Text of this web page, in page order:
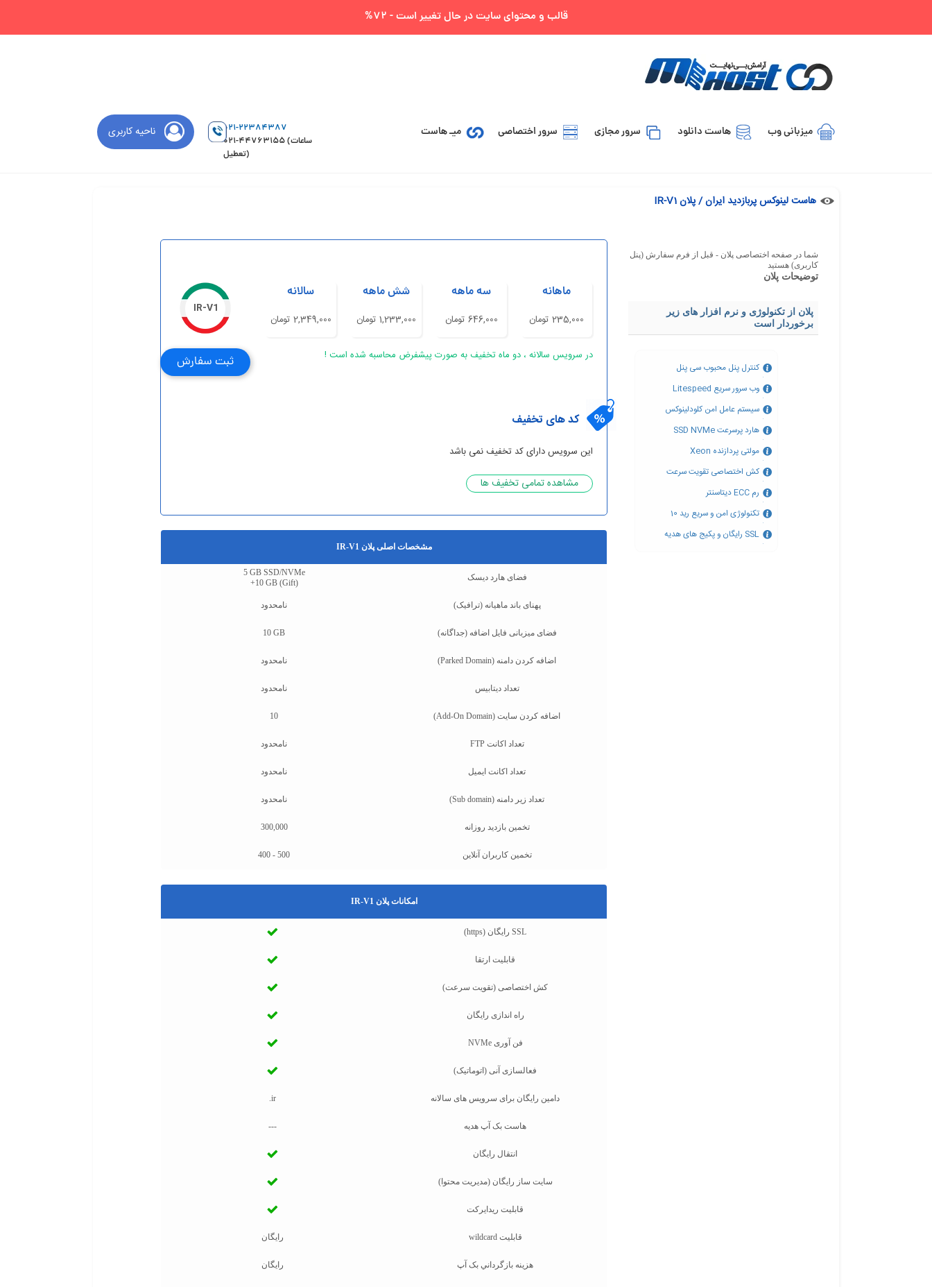
قالب و محتوای سایت در حال تغییر است - 72%
میزبانی وب هاست دانلود سرور مجازی سرور اختصاصی میـ هاست
021-22384387
021-44763155 (ساعات
تعطیل)
ناحیه کاربری
هاست لینوکس پربازدید ایران / پلان IR-V1
شما در صفحه اختصاصی پلان - قبل از فرم سفارش (پنل
کاربری) هستید
توضیحات پلان
پلان از تکنولوژی و نرم افزار های زیر
برخوردار است
کنترل پنل محبوب سی پنل
وب سرور سریع Litespeed
سیستم عامل امن کلودلینوکس
هارد پرسرعت SSD NVMe
مولتی پردازنده Xeon
کش اختصاصی تقویت سرعت
رم ECC دیتاسنتر
تکنولوژی امن و سریع رید 10
ماهانه
235,000 تومان
سه ماهه
646,000 تومان
شش ماهه
1,233,000 تومان
سالانه
2,349,000 تومان
در سرویس سالانه ، دو ماه تخفیف به صورت پیشفرض محاسبه شده است !
IR-V1
ثبت سفارش
کد های تخفیف
این سرویس دارای کد تخفیف نمی باشد
مشاهده تمامی تخفیف ها
مشخصات اصلی پلان IR-V1
فضای هارد دیسک
5 GB SSD/NVMe
+10 GB (Gift)
پهنای باند ماهیانه (ترافیک) نامحدود
فضای میزبانی فایل اضافه (جداگانه) 10 GB
اضافه کردن دامنه (Parked Domain) نامحدود
تعداد دیتابیس نامحدود
اضافه کردن سایت (Add-On Domain) 10
تعداد اکانت FTP نامحدود
تعداد اکانت ایمیل نامحدود
تعداد زیر دامنه (Sub domain) نامحدود
تخمین بازدید روزانه 300,000
تخمین کاربران آنلاین 400 - 500
امکانات پلان IR-V1
SSL رایگان (https)
قابلیت ارتقا
کش اختصاصی (تقویت سرعت)
راه اندازی رایگان
فن آوری NVMe
فعالسازی آنی (اتوماتیک)
دامین رایگان برای سرویس های سالانه .ir
هاست بک آپ هدیه ---
انتقال رایگان
سایت ساز رایگان (مدیریت محتوا)
قابلیت ریدایرکت
قابلیت wildcard رایگان
هزينه بازگرداني بک آپ رایگان